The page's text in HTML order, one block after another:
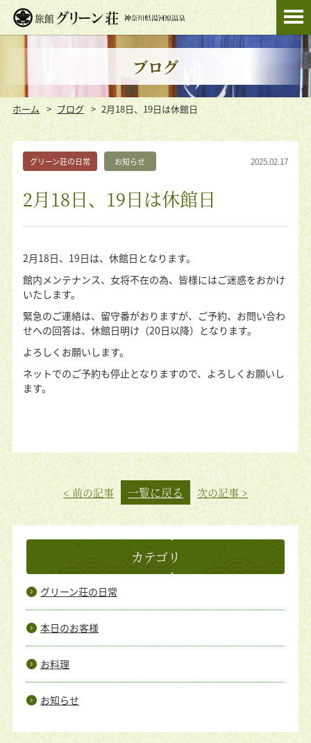
ブログ
ホーム ブログ 2月18日、19日は休館日
グリーン荘の日常 お知らせ 2025.02.17
2月18日、19日は休館日
2月18日、19日は、休館日となります。
館内メンテナンス、女将不在の為、皆様にはご迷惑をおかけ
いたします。
緊急のご連絡は、留守番がおりますが、ご予約、お問い合わ
せへの回答は、休館日明け（20日以降）となります。
よろしくお願いします。
ネットでのご予約も停止となりますので、よろしくお願いし
ます。
< 前の記事 一覧に戻る 次の記事 >
カテゴリ
グリーン荘の日常
本日のお客様
お料理
お知らせ